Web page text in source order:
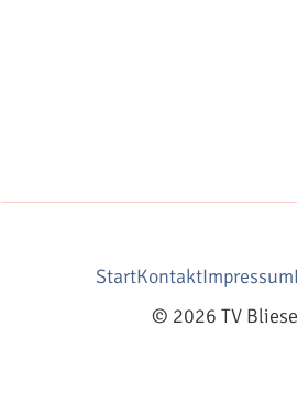
StartKontaktImpressum
© 2026 TV